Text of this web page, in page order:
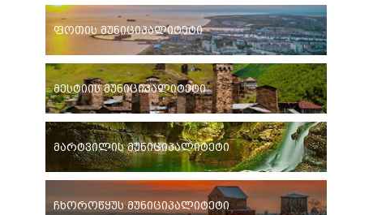
ფოთის მუნიციპალიტეტი
მესტიის მუნიციპალიტეტი
მარტვილის მუნიციპალიტეტი
ჩხოროწყუს მუნიციპალიტეტი